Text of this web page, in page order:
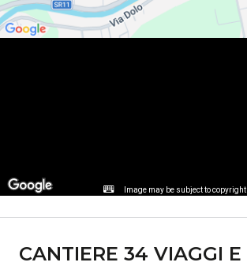
Image may be subject to copyright
Dettaglio agenzia
CANTIERE 34 VIAGGI E